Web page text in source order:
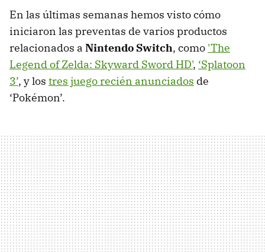
En las últimas semanas hemos visto cómo
iniciaron las preventas de varios productos
relacionados a Nintendo Switch, como 'The
Legend of Zelda: Skyward Sword HD', ‘Splatoon
3’, y los tres juego recién anunciados de
‘Pokémon’.